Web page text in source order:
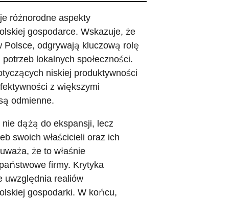
różnorodne aspekty
gospodarce. Wskazuje, że
Polsce, odgrywają kluczową rolę
lokalnych społeczności.
niskiej produktywności
z większymi
odmienne.
dążą do ekspansji, lecz
swoich właścicieli oraz ich
że to właśnie
firmy. Krytyka
uwzględnia realiów
gospodarki. W końcu,